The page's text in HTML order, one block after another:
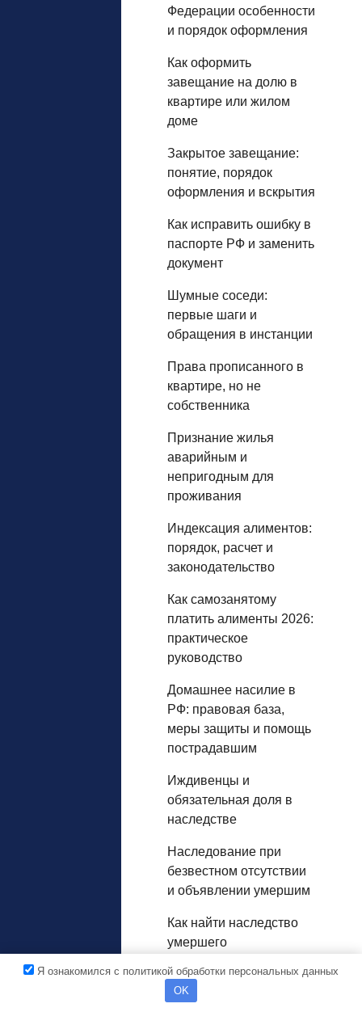
Федерации особенности
и порядок оформления
Как оформить
завещание на долю в
квартире или жилом
доме
Закрытое завещание:
понятие, порядок
оформления и вскрытия
Как исправить ошибку в
паспорте РФ и заменить
документ
Шумные соседи:
первые шаги и
обращения в инстанции
Права прописанного в
квартире, но не
собственника
Признание жилья
аварийным и
непригодным для
проживания
Индексация алиментов:
порядок, расчет и
законодательство
Как самозанятому
платить алименты 2026:
практическое
руководство
Домашнее насилие в
РФ: правовая база,
меры защиты и помощь
пострадавшим
Иждивенцы и
обязательная доля в
наследстве
Наследование при
безвестном отсутствии
и объявлении умершим
Как найти наследство
умершего
Налог при продаже
унаследованного
Я ознакомился с политикой обработки персональных данных
OK